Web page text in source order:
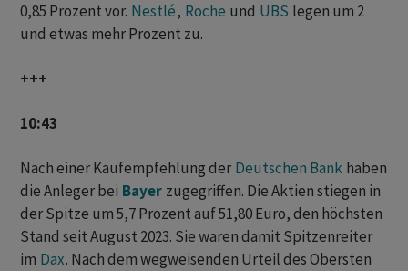
0,85 Prozent vor. Nestlé, Roche und UBS legen um 2
und etwas mehr Prozent zu.
+++
10:43
Nach einer Kaufempfehlung der Deutschen Bank haben
die Anleger bei ‌ Bayer zugegriffen. ⁠Die Aktien stiegen in
der Spitze ⁠um 5,7 Prozent auf 51,80 Euro, den höchsten
Stand ‌seit August 2023. Sie ‌waren damit Spitzenreiter
im ​ Dax. Nach dem wegweisenden Urteil des Obersten